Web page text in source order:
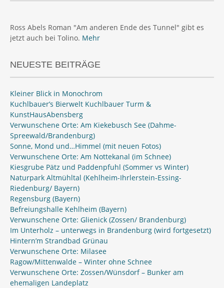
Ross Abels Roman "Am anderen Ende des Tunnel" gibt es
jetzt auch bei Tolino. Mehr
NEUESTE BEITRÄGE
Kleiner Blick in Monochrom
Kuchlbauer’s Bierwelt Kuchlbauer Turm &
KunstHausAbensberg
Verwunschene Orte: Am Kiekebusch See (Dahme-
Spreewald/Brandenburg)
Sonne, Mond und…Himmel (mit neuen Fotos)
Verwunschene Orte: Am Nottekanal (im Schnee)
Kiesgrube Pätz und Paddenpfuhl (Sommer vs Winter)
Naturpark Altmühltal (Kehlheim-Ihrlerstein-Essing-
Riedenburg/ Bayern)
Regensburg (Bayern)
Befreiungshalle Kehlheim (Bayern)
Verwunschene Orte: Glienick (Zossen/ Brandenburg)
Im Unterholz – unterwegs in Brandenburg (wird fortgesetzt)
Hintern’m Strandbad Grünau
Verwunschene Orte: Milasee
Ragow/Mittenwalde – Winter ohne Schnee
Verwunschene Orte: Zossen/Wünsdorf – Bunker am
ehemaligen Landeplatz